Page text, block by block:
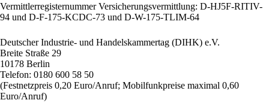
Vermittlerregisternummer Versicherungsvermittlung: D-HJ5F-RITIV-
94 und D-F-175-KCDC-73 und D-W-175-TLIM-64
Deutscher Industrie- und Handelskammertag (DIHK) e.V.
Breite Straße 29
10178 Berlin
Telefon: 0180 600 58 50
(Festnetzpreis 0,20 Euro/Anruf; Mobilfunkpreise maximal 0,60
Euro/Anruf)